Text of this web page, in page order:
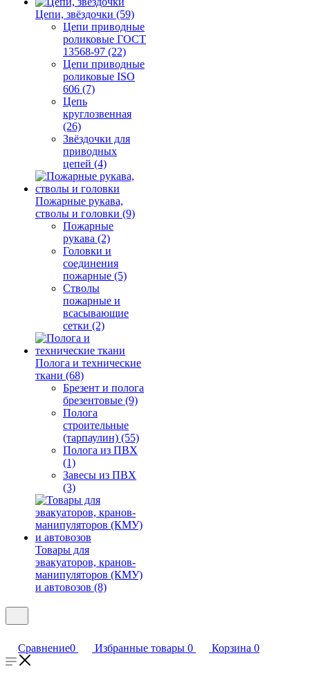
Цепи, звёздочки (59)
Цепи приводные
роликовые ГОСТ
13568-97 (22)
Цепи приводные
роликовые ISO
606 (7)
Цепь
круглозвенная
(26)
Звёздочки для
приводных
цепей (4)
Пожарные рукава,
стволы и головки (9)
Пожарные
рукава (2)
Головки и
соединения
пожарные (5)
Стволы
пожарные и
всасывающие
сетки (2)
Полога и технические
ткани (68)
Брезент и полога
брезентовые (9)
Полога
строительные
(тарпаулин) (55)
Полога из ПВХ
(1)
Завесы из ПВХ
(3)
Товары для
эвакуаторов, кранов-
манипуляторов (КМУ)
и автовозов (8)
Сравнение0 Избранные товары 0 Корзина 0